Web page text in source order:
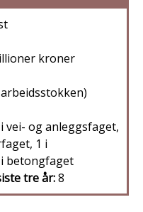
kroner
arbeidsstokken)
vei- og anleggsfaget,
1 i
betongfaget
tre år:8